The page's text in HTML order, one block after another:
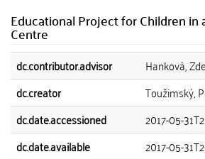
Educational Project for Children in
Centre
dc.contributor.advisor
Hanková,
dc.creator
Toužimský,
dc.date.accessioned
2017-05-
dc.date.available
2017-05-